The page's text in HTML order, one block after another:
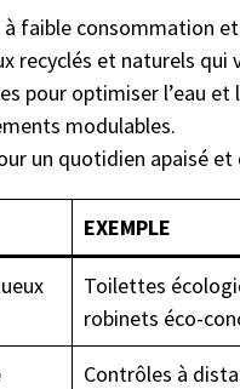
faible consommation
recyclés et naturels qui
pour optimiser l’eau et
modulables.
un quotidien apaisé et
EXEMPLE
Toilettes
robinets éco-
Contrôles à